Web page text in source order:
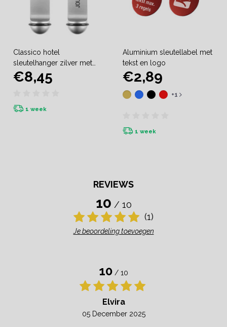
Classico hotel
sleutelhanger zilver met
gravering
€8,45
1 week
Aluminium sleutellabel met
tekst en logo
€2,89
+1
1 week
REVIEWS
10 / 10
(1)
Je beoordeling toevoegen
10 / 10
Elvira
05 December 2025